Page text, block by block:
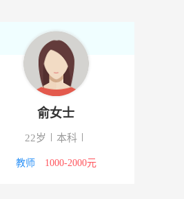
08-06
08-06
08-06
08-06
俞女士
22岁 本科
教师 1000-2000元